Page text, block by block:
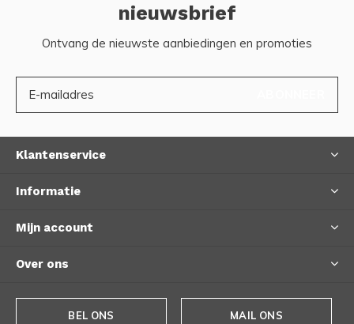
nieuwsbrief
Ontvang de nieuwste aanbiedingen en promoties
Klantenservice
Informatie
Mijn account
Over ons
BEL ONS MAIL ONS